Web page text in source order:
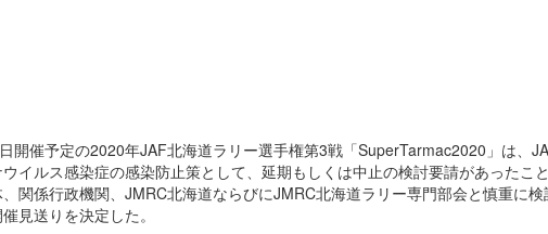
開催予定の2020年JAF北海道ラリー選手権第3戦「SuperTarmac2020」は、
ウイルス感染症の感染防止策として、延期もしくは中止の検討要請があったこ
関係行政機関、JMRC北海道ならびにJMRC北海道ラリー専門部会と慎重に検
見送りを決定した。